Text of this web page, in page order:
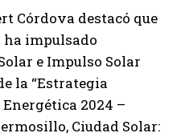
Córdova destacó que
impulsado
e Impulso Solar
la “Estrategia
2024 –
Ciudad Solar: